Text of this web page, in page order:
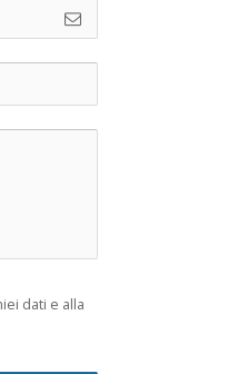
dati e alla